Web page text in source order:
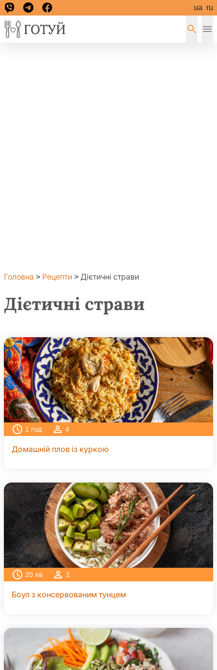
ua ru
Головна > Рецепти > Дієтичні страви
Дієтичні страви
1 год 4
Домашній плов із куркою
20 хв 2
Боул з консервованим тунцем